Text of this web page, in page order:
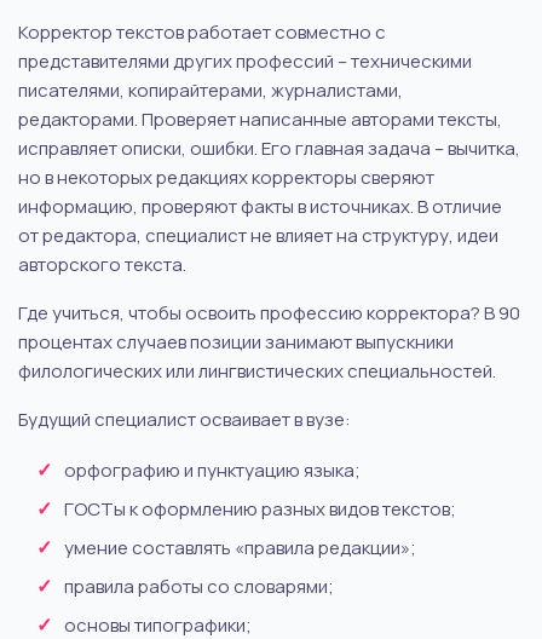
Корректор текстов работает совместно с
представителями других профессий – техническими
писателями, копирайтерами, журналистами,
редакторами. Проверяет написанные авторами тексты,
исправляет описки, ошибки. Его главная задача – вычитка,
но в некоторых редакциях корректоры сверяют
информацию, проверяют факты в источниках. В отличие
от редактора, специалист не влияет на структуру, идеи
авторского текста.
Где учиться, чтобы освоить профессию корректора? В 90
процентах случаев позиции занимают выпускники
филологических или лингвистических специальностей.
Будущий специалист осваивает в вузе:
орфографию и пунктуацию языка;
ГОСТы к оформлению разных видов текстов;
умение составлять «правила редакции»;
правила работы со словарями;
основы типографики;